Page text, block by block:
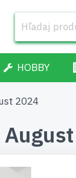
HOBBY
2024